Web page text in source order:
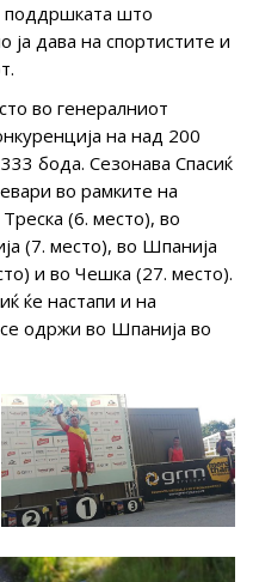
поддршката што
дава на спортистите и
во генералниот
на над 200
бода. Сезонава Спасиќ
во рамките на
(6. место), во
(7. место), во Шпанија
и во Чешка (27. место).
ќе настапи и на
одржи во Шпанија во